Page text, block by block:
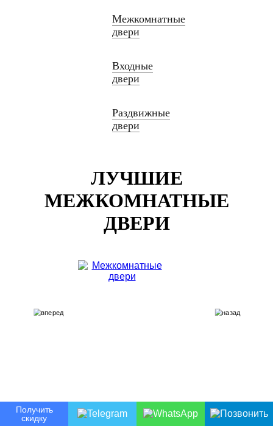
Межкомнатные
двери
Входные
двери
Раздвижные
двери
ЛУЧШИЕ
МЕЖКОМНАТНЫЕ
ДВЕРИ
Получить
скидку